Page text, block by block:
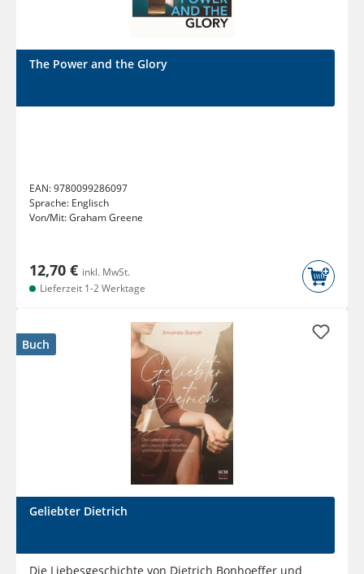
The Power and the Glory
EAN:9780099286097
Sprache: Englisch
Von/Mit:Graham Greene
12,70 € inkl. MwSt.
Lieferzeit 1-2 Werktage
Buch
Geliebter Dietrich
Die Liebesgeschichte von Dietrich Bonhoeffer und